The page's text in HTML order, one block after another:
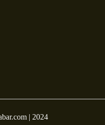
| 2024